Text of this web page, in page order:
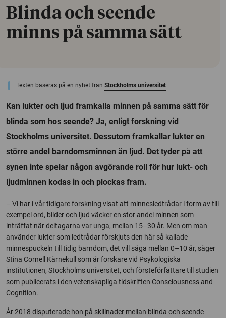
Blinda och seende
minns på samma sätt
Texten baseras på en nyhet från Stockholms universitet
Kan lukter och ljud framkalla minnen på samma sätt för
blinda som hos seende? Ja, enligt forskning vid
Stockholms universitet. Dessutom framkallar lukter en
större andel barndomsminnen än ljud. Det tyder på att
synen inte spelar någon avgörande roll för hur lukt- och
ljudminnen kodas in och plockas fram.
– Vi har i vår tidigare forskning visat att minnesledtrådar i form av till
exempel ord, bilder och ljud väcker en stor andel minnen som
inträffat när deltagarna var unga, mellan 15–30 år. Men om man
använder lukter som ledtrådar förskjuts den här så kallade
minnespuckeln till tidig barndom, det vill säga mellan 0–10 år, säger
Stina Cornell Kärnekull som är forskare vid Psykologiska
institutionen, Stockholms universitet, och försteförfattare till studien
som publicerats i den vetenskapliga tidskriften Consciousness and
Cognition.
År 2018 disputerade hon på skillnader mellan blinda och seende